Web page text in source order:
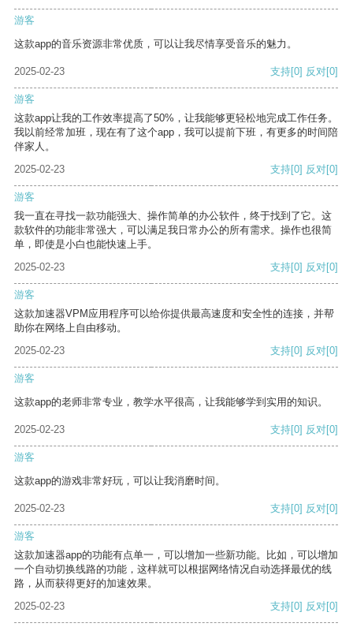
游客
这款app的音乐资源非常优质，可以让我尽情享受音乐的魅力。
2025-02-23 支持[0] 反对[0]
游客
这款app让我的工作效率提高了50%，让我能够更轻松地完成工作任务。
我以前经常加班，现在有了这个app，我可以提前下班，有更多的时间陪
伴家人。
2025-02-23
支持[0] 反对[0]
游客
我一直在寻找一款功能强大、操作简单的办公软件，终于找到了它。这
款软件的功能非常强大，可以满足我日常办公的所有需求。操作也很简
单，即使是小白也能快速上手。
2025-02-23
支持[0] 反对[0]
游客
这款加速器VPM应用程序可以给你提供最高速度和安全性的连接，并帮
助你在网络上自由移动。
2025-02-23
支持[0] 反对[0]
游客
这款app的老师非常专业，教学水平很高，让我能够学到实用的知识。
2025-02-23 支持[0] 反对[0]
游客
这款app的游戏非常好玩，可以让我消磨时间。
2025-02-23 支持[0] 反对[0]
游客
这款加速器app的功能有点单一，可以增加一些新功能。比如，可以增加
一个自动切换线路的功能，这样就可以根据网络情况自动选择最优的线
路，从而获得更好的加速效果。
2025-02-23
支持[0] 反对[0]